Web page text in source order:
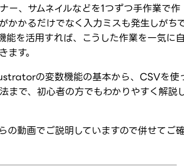
ー、サムネイルなどを1つずつ手作業で作
かかるだけでなく入力ミスも発生しがち
能を活用すれば、こうした作業を一気に
す。
の変数機能の基本から、CSVを使
まで、初心者の方でもわかりやすく解説
の動画でご説明していますので併せてご